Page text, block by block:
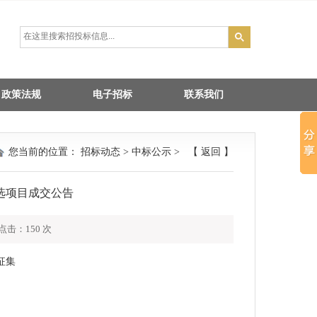
政策法规 电子招标 联系我们
您当前的位置： 招标动态 > 中标公示 > 【 返回 】
项目成交公告
击： 150 次
集